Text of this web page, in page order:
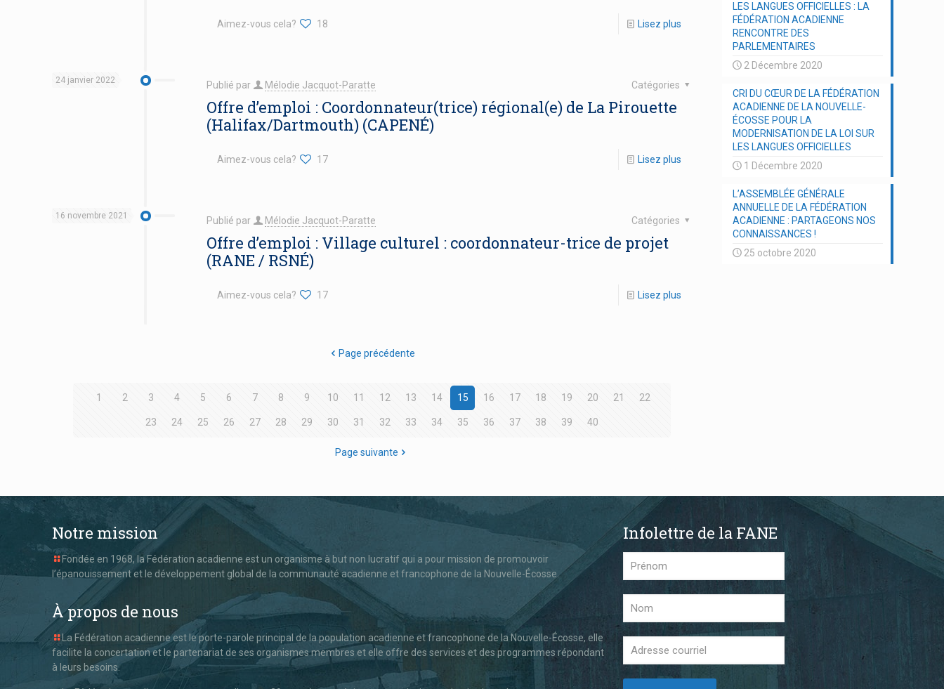
Aimez-vous cela? 18 Lisez plus
24 janvier 2022 Publié par Mélodie Jacquot-Paratte Catégories
Offre d’emploi : Coordonnateur(trice) régional(e) de La Pirouette
(Halifax/Dartmouth) (CAPENÉ)
Aimez-vous cela? 17 Lisez plus
16 novembre 2021 Publié par Mélodie Jacquot-Paratte Catégories
Offre d’emploi : Village culturel : coordonnateur-trice de projet
(RANE / RSNÉ)
Aimez-vous cela? 17 Lisez plus
Page précédente
1 2 3 4 5 6 7 8 9 10 11 12 13 14 15 16 17 18 19 20 21 22
23 24 25 26 27 28 29 30 31 32 33 34 35 36 37 38 39 40
Page suivante
LES LANGUES OFFICIELLES : LA
FÉDÉRATION ACADIENNE
RENCONTRE DES
PARLEMENTAIRES
2 Décembre 2020
CRI DU CŒUR DE LA FÉDÉRATION
ACADIENNE DE LA NOUVELLE-
ÉCOSSE POUR LA
MODERNISATION DE LA LOI SUR
LES LANGUES OFFICIELLES
1 Décembre 2020
L’ASSEMBLÉE GÉNÉRALE
ANNUELLE DE LA FÉDÉRATION
ACADIENNE : PARTAGEONS NOS
CONNAISSANCES !
25 octobre 2020
Notre mission
Fondée en 1968, la Fédération acadienne est un organisme à but non lucratif qui a pour mission de promouvoir
l’épanouissement et le développement global de la communauté acadienne et francophone de la Nouvelle-Écosse.
À propos de nous
La Fédération acadienne est le porte-parole principal de la population acadienne et francophone de la Nouvelle-Écosse, elle
facilite la concertation et le partenariat de ses organismes membres et elle offre des services et des programmes répondant
à leurs besoins.
Infolettre de la FANE